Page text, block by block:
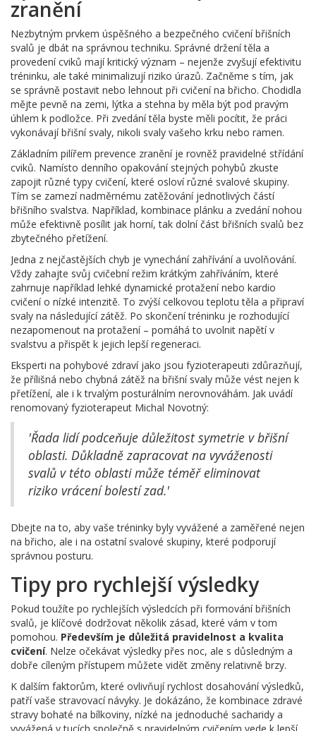
zranění
Nezbytným prvkem úspěšného a bezpečného cvičení břišních
svalů je dbát na správnou techniku. Správné držení těla a
provedení cviků mají kritický význam – nejenže zvyšují efektivitu
tréninku, ale také minimalizují riziko úrazů. Začněme s tím, jak
se správně postavit nebo lehnout při cvičení na břicho. Chodidla
mějte pevně na zemi, lýtka a stehna by měla být pod pravým
úhlem k podložce. Při zvedání těla byste měli pocítit, že práci
vykonávají břišní svaly, nikoli svaly vašeho krku nebo ramen.
Základním pilířem prevence zranění je rovněž pravidelné střídání
cviků. Namísto denního opakování stejných pohybů zkuste
zapojit různé typy cvičení, které osloví různé svalové skupiny.
Tím se zamezí nadměrnému zatěžování jednotlivých částí
břišního svalstva. Například, kombinace plánku a zvedání nohou
může efektivně posílit jak horní, tak dolní část břišních svalů bez
zbytečného přetížení.
Jedna z nejčastějších chyb je vynechání zahřívání a uvolňování.
Vždy zahajte svůj cvičební režim krátkým zahříváním, které
zahrnuje například lehké dynamické protažení nebo kardio
cvičení o nízké intenzitě. To zvýší celkovou teplotu těla a připraví
svaly na následující zátěž. Po skončení tréninku je rozhodující
nezapomenout na protažení – pomáhá to uvolnit napětí v
svalstvu a přispět k jejich lepší regeneraci.
Eksperti na pohybové zdraví jako jsou fyzioterapeuti zdůrazňují,
že přílišná nebo chybná zátěž na břišní svaly může vést nejen k
přetížení, ale i k trvalým posturálním nerovnováhám. Jak uvádí
renomovaný fyzioterapeut Michal Novotný:
'Řada lidí podceňuje důležitost symetrie v břišní
oblasti. Důkladně zapracovat na vyváženosti
svalů v této oblasti může téměř eliminovat
riziko vrácení bolestí zad.'
Dbejte na to, aby vaše tréninky byly vyvážené a zaměřené nejen
na břicho, ale i na ostatní svalové skupiny, které podporují
správnou posturu.
Tipy pro rychlejší výsledky
Pokud toužíte po rychlejších výsledcích při formování břišních
svalů, je klíčové dodržovat několik zásad, které vám v tom
pomohou. Především je důležitá pravidelnost a kvalita
cvičení. Nelze očekávat výsledky přes noc, ale s důsledným a
dobře cíleným přístupem můžete vidět změny relativně brzy.
K dalším faktorům, které ovlivňují rychlost dosahování výsledků,
patří vaše stravovací návyky. Je dokázáno, že kombinace zdravé
stravy bohaté na bílkoviny, nízké na jednoduché sacharidy a
vyvážená v tucích společně s pravidelným cvičením vede k lepší